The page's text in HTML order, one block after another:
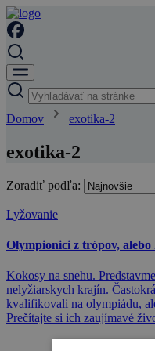
Domov exotika-2
exotika-2
Zoradiť podľa:
Lyžovanie
Olympionici z trópov, alebo
Kokosy na snehu.
nelyžiarskych krajín.
kvalifikovali na olympiádu,
Prečítajte si ich zaujímavé